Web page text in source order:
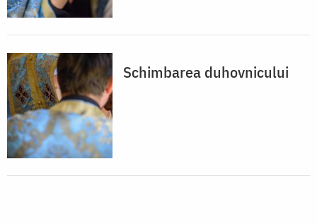
Schimbarea duhovnicului